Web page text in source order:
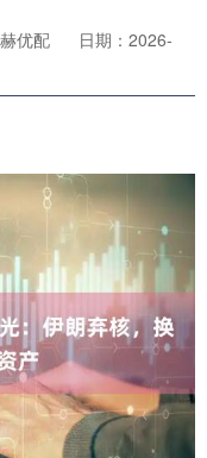
优配
日期：2026-